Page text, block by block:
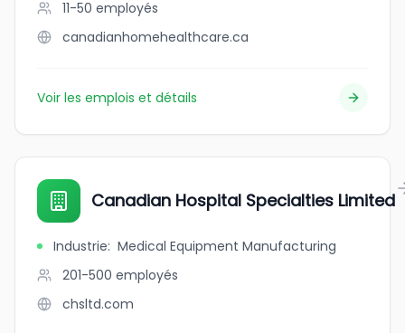
11-50 employés
canadianhomehealthcare.ca
Voir les emplois et détails
Canadian Hospital Specialties Limited
Industrie: Medical Equipment Manufacturing
201-500 employés
chsltd.com